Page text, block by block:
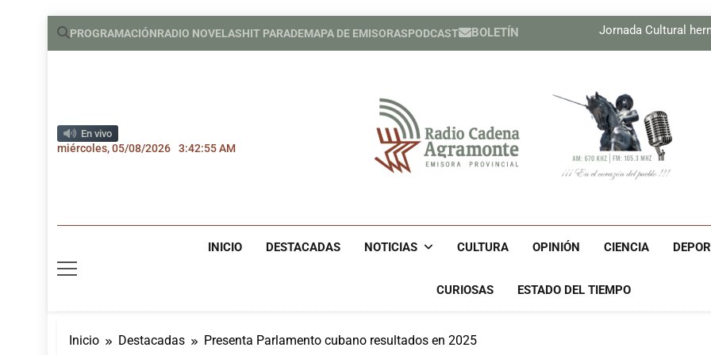
Saltar
PROGRAMACIÓNRADIO NOVELASHIT PARADEMAPA DE EMISORASPODCAST BOLETÍN
Jornada Cultural
Jornada Cultural
Compañía
En vivo
miércoles, 05/08/2026 3:42:56 AM
Radio Cadena
INICIO DESTACADAS NOTICIAS CULTURA OPINIÓN CIENCIA
CURIOSAS ESTADO DEL TIEMPO
Inicio Destacadas Presenta Parlamento cubano resultados en 2025